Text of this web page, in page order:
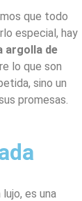
que todo
especial, hay
argolla de
lo que son
sino un
promesas.
es una